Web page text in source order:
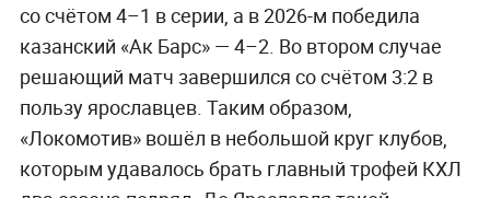
со счётом 4–1 в серии, а в 2026-м победила
казанский «Ак Барс» — 4–2. Во втором случае
решающий матч завершился со счётом 3:2 в
пользу ярославцев. Таким образом,
«Локомотив» вошёл в небольшой круг клубов,
которым удавалось брать главный трофей КХЛ